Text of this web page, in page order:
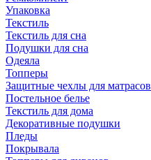
Упаковка
Текстиль
Текстиль для сна
Подушки для сна
Одеяла
Топперы
Защитные чехлы для матрасов
Постельное белье
Текстиль для дома
Декоративные подушки
Пледы
Покрывала